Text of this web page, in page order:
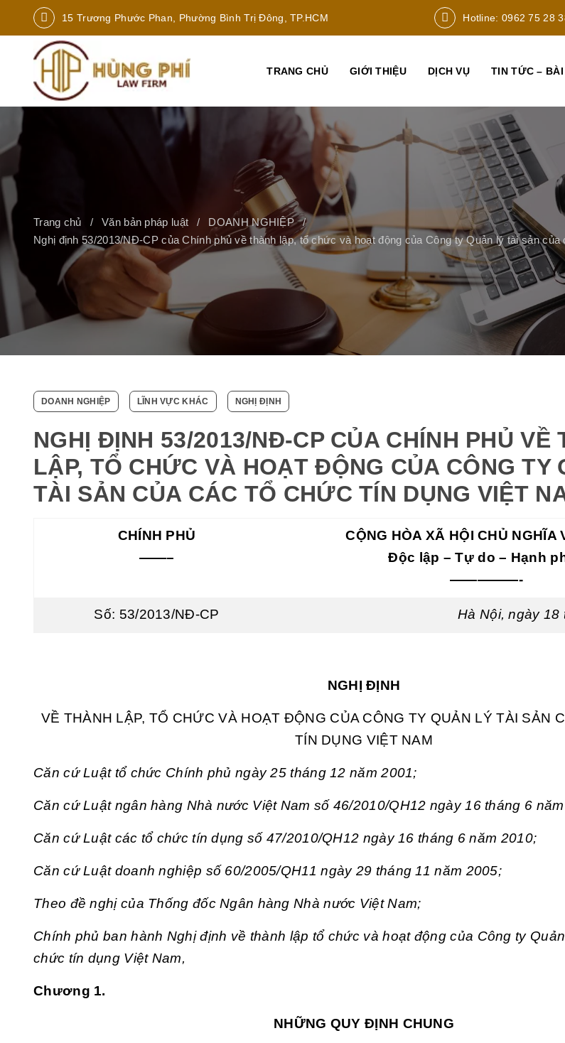
15 Trương Phước Phan, Phường Bình Trị Đông, TP.HCM Hotline: 0962 75 28
TRANG CHỦ GIỚI THIỆU DỊCH VỤ TIN TỨC – BÀI
Trang chủ Văn bản pháp luật
DOANH NGHIỆP
Nghị định 53/2013/NĐ-CP của Chính phủ về thành lập, tổ chức và hoạt động của Công ty Quản lý tài sản
DOANH NGHIỆP LĨNH VỰC KHÁC NGHỊ ĐỊNH
NGHỊ ĐỊNH 53/2013/NĐ-CP CỦA CHÍNH PHỦ VỀ
LẬP, TỔ CHỨC VÀ HOẠT ĐỘNG CỦA CÔNG TY
TÀI SẢN CỦA CÁC TỔ CHỨC TÍN DỤNG VIỆT
CHÍNH PHỦ
——–
CỘNG HÒA XÃ HỘI CHỦ NGHĨA
Độc lập – Tự do – Hạnh
—————-
Số: 53/2013/NĐ-CP Hà Nội, ngày 18
NGHỊ ĐỊNH
VỀ THÀNH LẬP, TỔ CHỨC VÀ HOẠT ĐỘNG CỦA CÔNG TY QUẢN LÝ TÀI SẢN
TÍN DỤNG VIỆT NAM
Căn cứ Luật tổ chức Chính phủ ngày 25 tháng 12 năm 2001;
Căn cứ Luật ngân hàng Nhà nước Việt Nam số 46/2010/QH12 ngày 16 tháng 6
Căn cứ Luật các tổ chức tín dụng số 47/2010/QH12 ngày 16 tháng 6 năm 2010;
Căn cứ Luật doanh nghiệp số 60/2005/QH11 ngày 29 tháng 11 năm 2005;
Theo đề nghị của Thống đốc Ngân hàng Nhà nước Việt Nam;
Chính phủ ban hành Nghị định về thành lập tổ chức và hoạt động của Công ty
chức tín dụng Việt Nam,
Chương 1.
NHỮNG QUY ĐỊNH CHUNG